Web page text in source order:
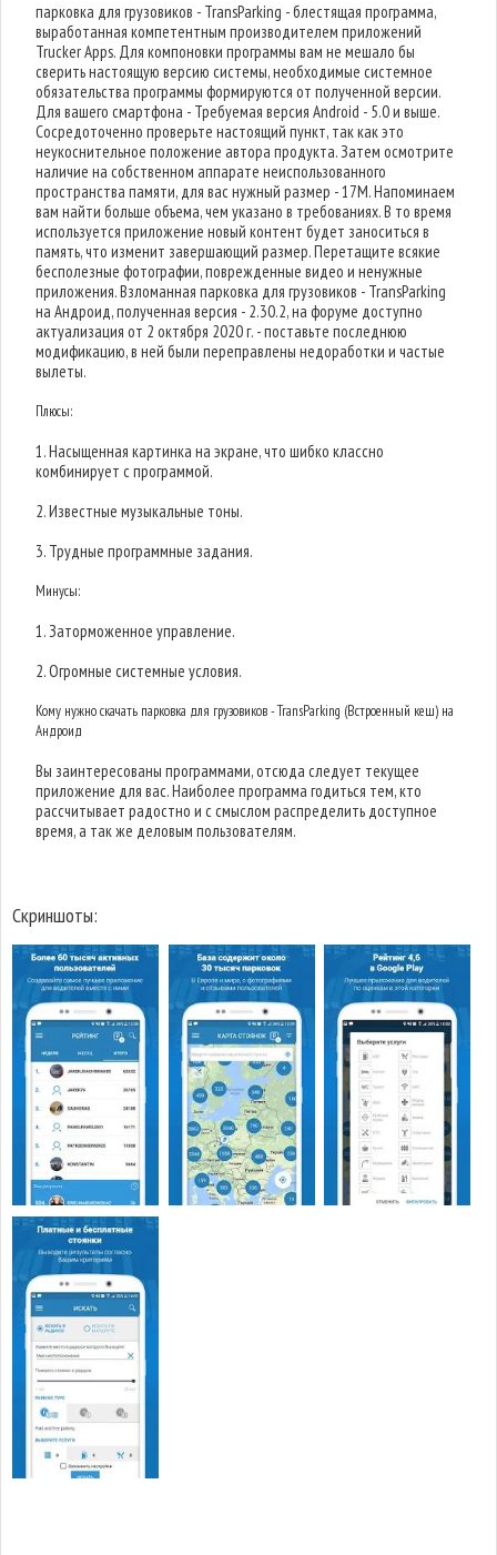
парковка для грузовиков - TransParking - блестящая программа,
выработанная компетентным производителем приложений
Trucker Apps. Для компоновки программы вам не мешало бы
сверить настоящую версию системы, необходимые системное
обязательства программы формируются от полученной версии.
Для вашего смартфона - Требуемая версия Android - 5.0 и выше.
Сосредоточенно проверьте настоящий пункт, так как это
неукоснительное положение автора продукта. Затем осмотрите
наличие на собственном аппарате неиспользованного
пространства памяти, для вас нужный размер - 17M. Напоминаем
вам найти больше объема, чем указано в требованиях. В то время
используется приложение новый контент будет заноситься в
память, что изменит завершающий размер. Перетащите всякие
бесполезные фотографии, поврежденные видео и ненужные
приложения. Взломанная парковка для грузовиков - TransParking
на Андроид, полученная версия - 2.30.2, на форуме доступно
актуализация от 2 октября 2020 г. - поставьте последнюю
модификацию, в ней были переправлены недоработки и частые
вылеты.
Плюсы:
1. Насыщенная картинка на экране, что шибко классно
комбинирует с программой.
2. Известные музыкальные тоны.
3. Трудные программные задания.
Минусы:
1. Заторможенное управление.
2. Огромные системные условия.
Кому нужно скачать парковка для грузовиков - TransParking (Встроенный кеш) на
Андроид
Вы заинтересованы программами, отсюда следует текущее
приложение для вас. Наиболее программа годиться тем, кто
рассчитывает радостно и с смыслом распределить доступное
время, а так же деловым пользователям.
Скриншоты: